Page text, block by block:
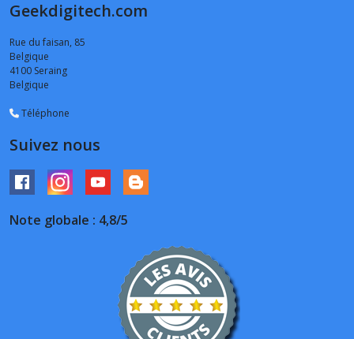
Geekdigitech.com
Rue du faisan, 85
Belgique
4100 Seraing
Belgique
Téléphone
Suivez nous
Note globale : 4,8/5